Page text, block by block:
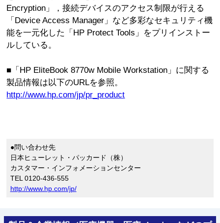
Encryption」，接続デバイスのアクセス制限が行える
「Device Access Manager」など多彩なセキュリティ機
能を一元化した「HP Protect Tools」をプリインストー
ルしている。
■「HP EliteBook 8770w Mobile Workstation」に関する
製品情報は以下のURLを参照。
http://www.hp.com/jp/pr_product
●問い合わせ先
日本ヒューレット・パッカード（株）
カスタマー・インフォメーションセンター
TEL 0120-436-555
http://www.hp.com/jp/